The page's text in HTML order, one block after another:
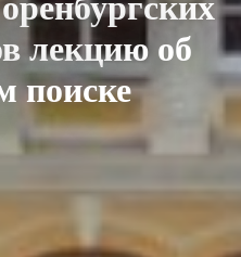
лекцию об
поиске